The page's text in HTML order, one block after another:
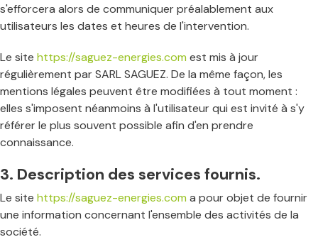
s'efforcera alors de communiquer préalablement aux
utilisateurs les dates et heures de l'intervention.
Le site https://saguez-energies.com est mis à jour
régulièrement par SARL SAGUEZ. De la même façon, les
mentions légales peuvent être modifiées à tout moment :
elles s'imposent néanmoins à l'utilisateur qui est invité à s'y
référer le plus souvent possible afin d'en prendre
connaissance.
3. Description des services fournis.
Le site https://saguez-energies.com a pour objet de fournir
une information concernant l'ensemble des activités de la
société.